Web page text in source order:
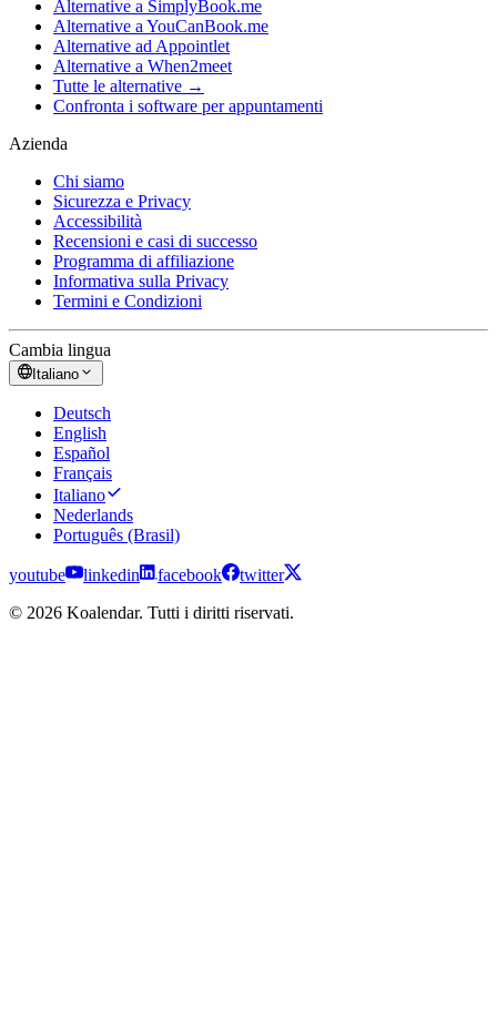
Alternative a SimplyBook.me
Alternative a YouCanBook.me
Alternative ad Appointlet
Alternative a When2meet
Tutte le alternative →
Confronta i software per appuntamenti
Azienda
Chi siamo
Sicurezza e Privacy
Accessibilità
Recensioni e casi di successo
Programma di affiliazione
Informativa sulla Privacy
Termini e Condizioni
Cambia lingua
Italiano
Deutsch
English
Español
Français
Italiano
Nederlands
Português (Brasil)
youtube linkedin facebook
twitter
© 2026 Koalendar. Tutti i diritti riservati.